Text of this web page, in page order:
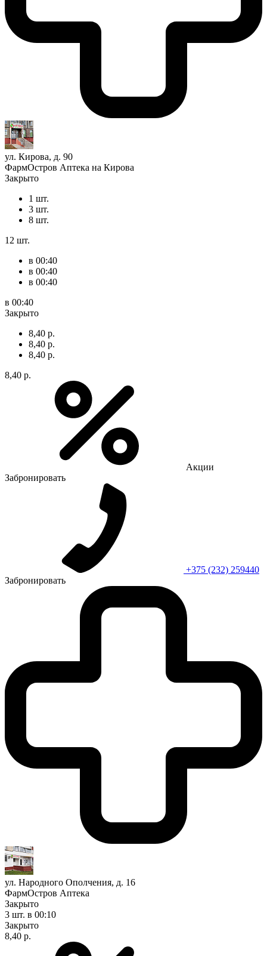
ул. Кирова, д. 90
ФармОстров Аптека на Кирова
Закрыто
1 шт.
3 шт.
8 шт.
12 шт.
в 00:40
в 00:40
в 00:40
в 00:40
Закрыто
8,40 р.
8,40 р.
8,40 р.
8,40 р.
Акции
Забронировать
+375 (232) 259440
Забронировать
ул. Народного Ополчения, д. 16
ФармОстров Аптека
Закрыто
3 шт. в 00:10
Закрыто
8,40 р.